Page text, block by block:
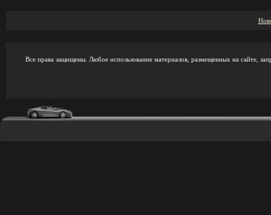
Все права защищены. Любое использование материалов, размещенных на сайте,